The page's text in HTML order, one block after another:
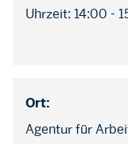
Uhrzeit: 14:00 -
Ort:
Agentur für